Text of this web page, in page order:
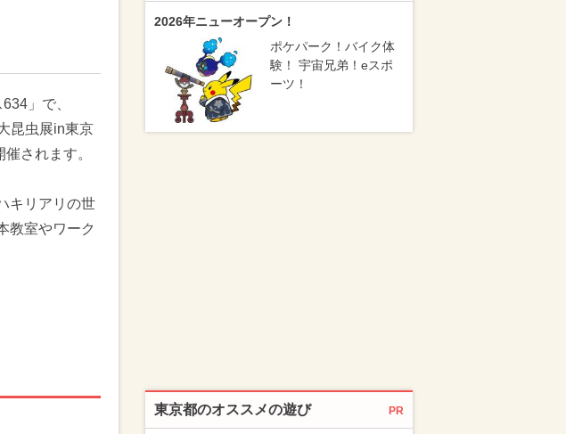
」で、
昆虫展in東京
されます。
キリアリの世
教室やワーク
2026年ニューオープン！
ポケパーク！バイク体
験！ 宇宙兄弟！eスポ
ーツ！
東京都のオススメの遊び PR